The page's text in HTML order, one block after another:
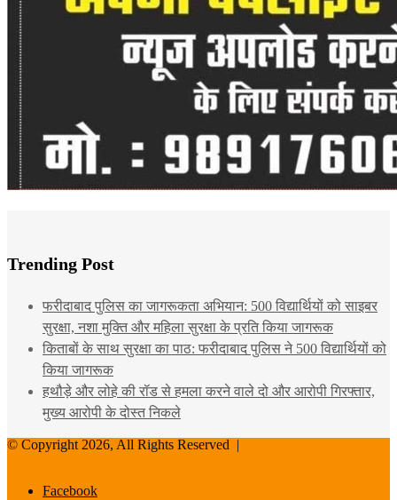
Trending Post
फरीदाबाद पुलिस का जागरूकता अभियान: 500 विद्यार्थियों को साइबर
सुरक्षा, नशा मुक्ति और महिला सुरक्षा के प्रति किया जागरूक
किताबों के साथ सुरक्षा का पाठ: फरीदाबाद पुलिस ने 500 विद्यार्थियों को
किया जागरूक
हथौड़े और लोहे की रॉड से हमला करने वाले दो और आरोपी गिरफ्तार,
मुख्य आरोपी के दोस्त निकले
© Copyright 2026, All Rights Reserved |
Facebook